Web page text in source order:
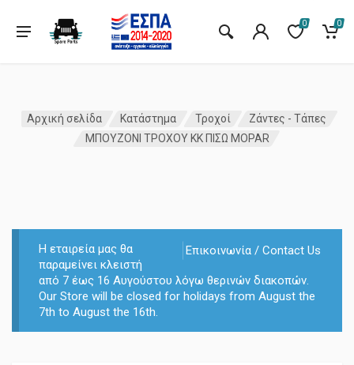
0 0
Αρχική σελίδα Κατάστημα Τροχοί
Ζάντες - Τάπες
ΜΠΟΥΖΟΝΙ ΤΡΟΧΟΥ ΚK ΠΙΣΩ MOPAR
Επικοινωνία / Contact Us
Η εταιρεία μας θα
παραμείνει κλειστή
από 7 έως 16 Αυγούστου λόγω θερινών διακοπών.
Our Store will be closed for holidays from August the
7th to August the 16th.